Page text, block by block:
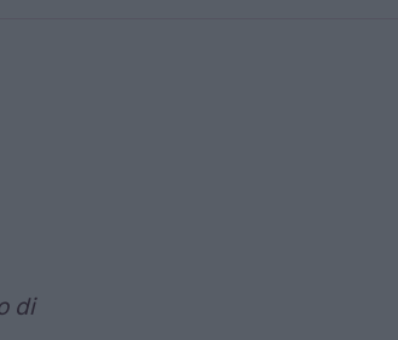
di